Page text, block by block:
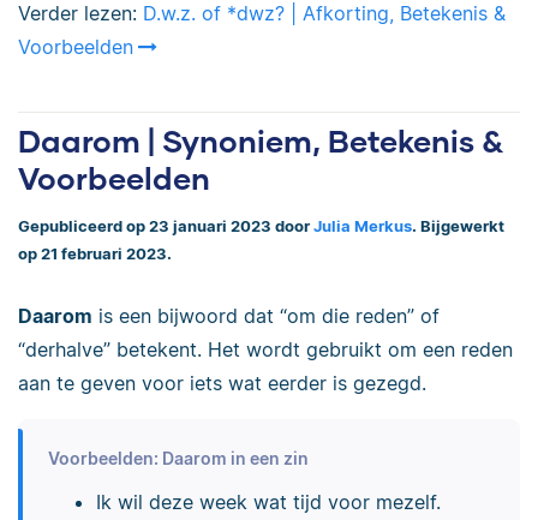
Verder lezen: D.w.z. of *dwz? | Afkorting, Betekenis &
Voorbeelden
Daarom | Synoniem, Betekenis &
Voorbeelden
Gepubliceerd op 23 januari 2023 door Julia Merkus. Bijgewerkt
op 21 februari 2023.
Daarom is een bijwoord dat “om die reden” of
“derhalve” betekent. Het wordt gebruikt om een reden
aan te geven voor iets wat eerder is gezegd.
Voorbeelden: Daarom in een zin
Ik wil deze week wat tijd voor mezelf.